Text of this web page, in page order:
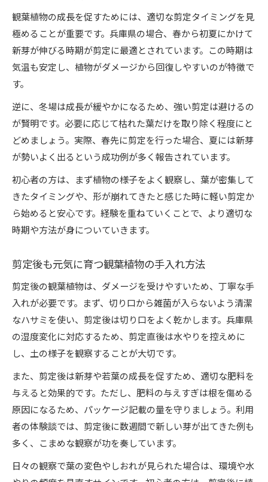
観葉植物の成長を促すためには、適切な剪定タイミングを見
極めることが重要です。兵庫県の場合、春から初夏にかけて
新芽が伸びる時期が剪定に最適とされています。この時期は
気温も安定し、植物がダメージから回復しやすいのが特徴で
す。
逆に、冬場は成長が緩やかになるため、強い剪定は避けるの
が賢明です。必要に応じて枯れた葉だけを取り除く程度にと
どめましょう。実際、春先に剪定を行った場合、夏には新芽
が勢いよく出るという成功例が多く報告されています。
初心者の方は、まず植物の様子をよく観察し、葉が密集して
きたタイミングや、形が崩れてきたと感じた時に軽い剪定か
ら始めると安心です。経験を重ねていくことで、より適切な
時期や方法が身についていきます。
剪定後も元気に育つ観葉植物の手入れ方法
剪定後の観葉植物は、ダメージを受けやすいため、丁寧な手
入れが必要です。まず、切り口から雑菌が入らないよう清潔
なハサミを使い、剪定後は切り口をよく乾かします。兵庫県
の湿度変化に対応するため、剪定直後は水やりを控えめに
し、土の様子を観察することが大切です。
また、剪定後は新芽や若葉の成長を促すため、適切な肥料を
与えると効果的です。ただし、肥料の与えすぎは根を傷める
原因になるため、パッケージ記載の量を守りましょう。利用
者の体験談では、剪定後に数週間で新しい芽が出てきた例も
多く、こまめな観察が功を奏しています。
日々の観察で葉の変色やしおれが見られた場合は、環境や水